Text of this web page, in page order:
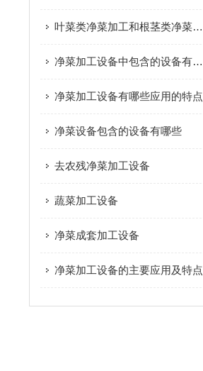
叶菜类净菜加工和根茎类净菜加工这个两种模式的区别是什么？
净菜加工设备中包含的设备有哪些
净菜加工设备有哪些应用的特点
净菜设备包含的设备有哪些
去农残净菜加工设备
蔬菜加工设备
净菜成套加工设备
净菜加工设备的主要应用及特点